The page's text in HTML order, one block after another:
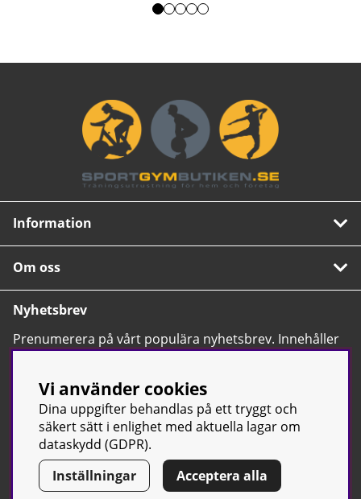
Information
Om oss
Nyhetsbrev
Prenumerera på vårt populära nyhetsbrev. Innehåller
tips, nyheter och våra allra bästa erbjudanden.
© Sport & Gym Butiken JTC AB | Kontakta oss| All rights reserved
| Org.nr: 556668-7058 | Tel: 0500-42 87 00
Vi använder cookies
Dina uppgifter behandlas på ett tryggt och
säkert sätt i enlighet med aktuella lagar om
dataskydd (GDPR).
Inställningar
Acceptera alla